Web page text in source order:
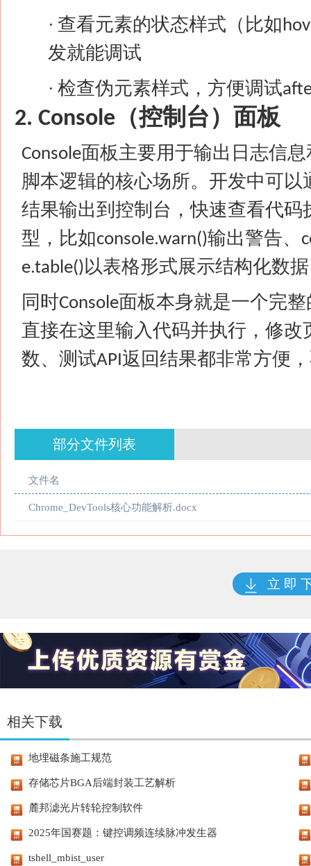
· 查看元素的状态样式（比如
发就能调试
· 检查伪元素样式，方便调试
2. Console （控制台）面板
Console面板主要用于输出日志信
脚本逻辑的核心场所。开发中可以
结果输出到控制台，快速查看代
型，比如console.warn()输出警告、
e.table()以表格形式展示结构化数
同时Console面板本身就是一个完整
直接在这里输入代码并执行，修
数、测试API返回结果都非常方便
部分文件列表
文件名
Chrome_DevTools核心功能解析.docx
立 即
相关下载
地埋磁条施工规范
存储芯片BGA后端封装工艺解析
麓邦滤光片转轮控制软件
2025年国赛题：键控调频连续脉冲发生器
tshell_mbist_user